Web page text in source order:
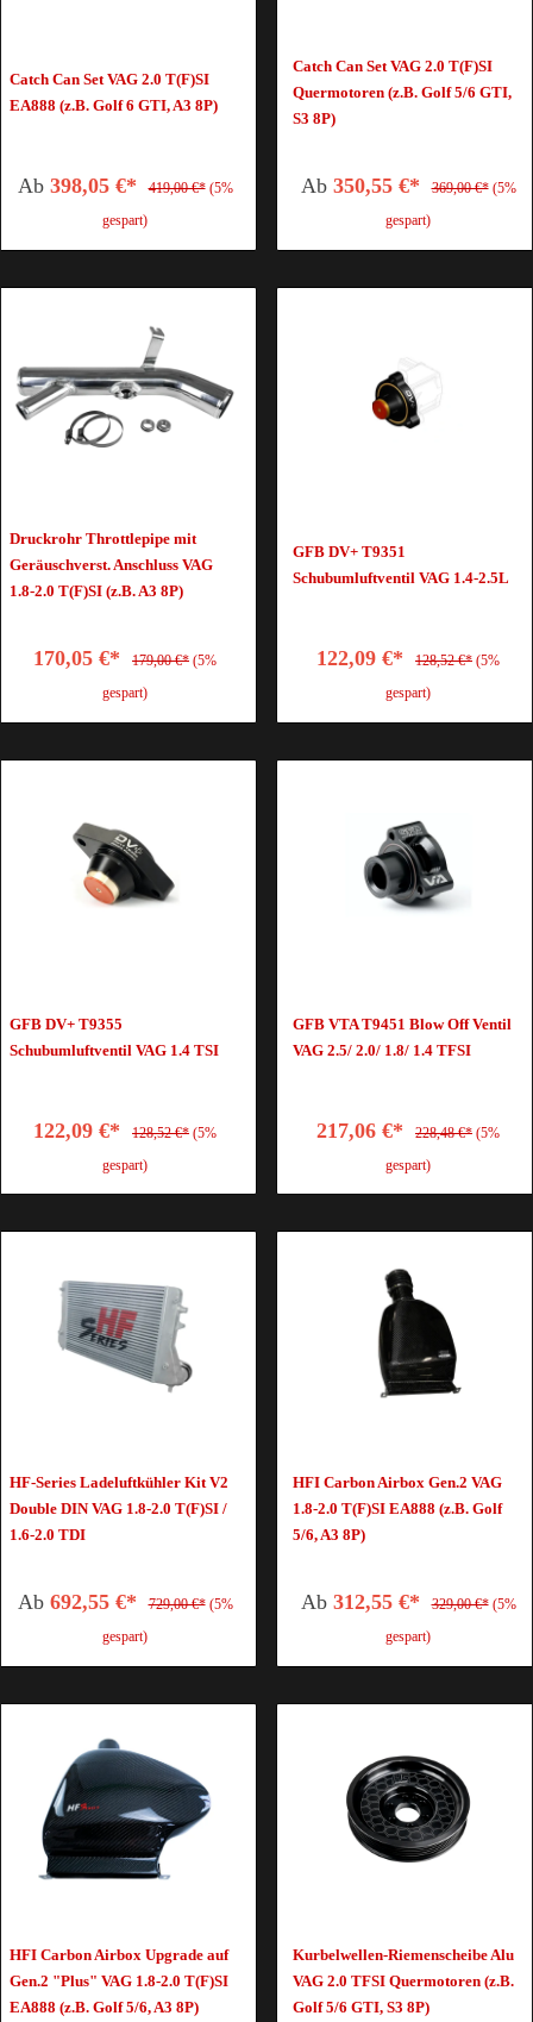
Catch Can Set VAG 2.0 T(F)SI
EA888 (z.B. Golf 6 GTI, A3 8P)
Ab 398,05 €* 419,00 €* (5%
gespart)
Catch Can Set VAG 2.0 T(F)SI
Quermotoren (z.B. Golf 5/6 GTI,
S3 8P)
Ab 350,55 €* 369,00 €* (5%
gespart)
Druckrohr Throttlepipe mit
Geräuschverst. Anschluss VAG
1.8-2.0 T(F)SI (z.B. A3 8P)
170,05 €* 179,00 €* (5%
gespart)
GFB DV+ T9351
Schubumluftventil VAG 1.4-2.5L
122,09 €* 128,52 €* (5%
gespart)
GFB DV+ T9355
Schubumluftventil VAG 1.4 TSI
122,09 €* 128,52 €* (5%
gespart)
GFB VTA T9451 Blow Off Ventil
VAG 2.5/ 2.0/ 1.8/ 1.4 TFSI
217,06 €* 228,48 €* (5%
gespart)
HF-Series Ladeluftkühler Kit V2
Double DIN VAG 1.8-2.0 T(F)SI /
1.6-2.0 TDI
Ab 692,55 €* 729,00 €* (5%
gespart)
HFI Carbon Airbox Gen.2 VAG
1.8-2.0 T(F)SI EA888 (z.B. Golf
5/6, A3 8P)
Ab 312,55 €* 329,00 €* (5%
gespart)
HFI Carbon Airbox Upgrade auf
Gen.2 "Plus" VAG 1.8-2.0 T(F)SI
EA888 (z.B. Golf 5/6, A3 8P)
Kurbelwellen-Riemenscheibe Alu
VAG 2.0 TFSI Quermotoren (z.B.
Golf 5/6 GTI, S3 8P)